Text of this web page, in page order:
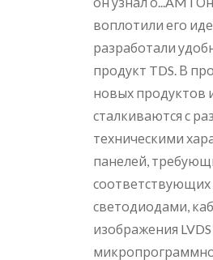
воплотили его
разработали
продукт TDS. В
новых продуктов
сталкиваются с
техническими
панелей,
соответствующих
светодиодами,
изображения